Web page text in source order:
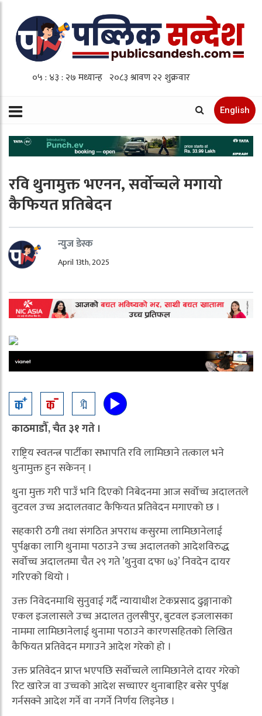
English
रवि थुनामुक्त भएनन, सर्वोच्चले मगायो
कैफियत प्रतिबेदन
न्युज डेस्क
April 13th, 2025
🔖
काठमाडौँ, चैत ३१ गते ।
राष्ट्रिय स्वतन्त्र पार्टीका सभापति रवि लामिछाने तत्काल भने
थुनामुक्त हुन सकेनन् ।
थुना मुक्त गरी पाउँ भनि दिएको निबेदनमा आज सर्वोच्च अदालतले
वुटवल उच्च अदालतवाट कैफियत प्रतिवेदन मगाएको छ ।
सहकारी ठगी तथा संगठित अपराध कसुरमा लामिछानेलाई
पुर्पक्षका लागि थुनामा पठाउने उच्च अदालतको आदेशविरुद्ध
सर्वोच्च अदालतमा चैत २९ गते ’थुनुवा दफा ७३’ निवदेन दायर
गरिएको थियो ।
उक्त निवेदनमाथि सुनुवाई गर्दै न्यायाधीश टेकप्रसाद ढुङ्गानाको
एकल इजलासले उच्च अदालत तुलसीपुर, बुटवल इजलासका
नाममा लामिछानेलाई थुनामा पठाउने कारणसहितको लिखित
कैफियत प्रतिवेदन मगाउने आदेश गरेको हो ।
उक्त प्रतिवेदन प्राप्त भएपछि सर्वोच्चले लामिछानेले दायर गरेको
रिट खारेज वा उच्चको आदेश सच्चाएर थुनाबाहिर बसेर पुर्पक्ष
गर्नसक्ने आदेश गर्ने वा नगर्ने निर्णय लिइनेछ ।